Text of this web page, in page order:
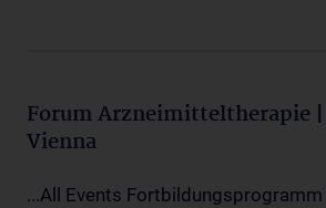
Forum Arzneimitteltherapie
Vienna
...All Events